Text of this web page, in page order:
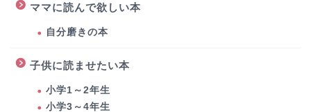
ママに読んで欲しい本
自分磨きの本
子供に読ませたい本
小学1～2年生
小学3～4年生